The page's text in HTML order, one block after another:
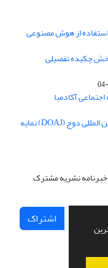
از هوش مصنوعی
چکیده تفصیلی
آکادمیا
فصلنامه علمی "علوم و فنون نظامی" در پایگاه بین المللی دوج (DOAJ) نمایه
خبرنامه نشریه مشترک
اشتراک